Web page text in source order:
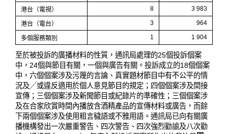
港台（電視） 8 3 983
港台（電台） 3 964
多個服務類別 1 1 904
至於被投訴的廣播材料的性質，通訊局處理的25個投訴個案
中，24個與節目有關，一個與廣告有關。投訴成立的18個個案
中，六個個案涉及污蔑的言論、真實題材節目中有不公平的情
況及╱或違反適用於個人意見節目的規定；四個個案涉及間接
宣傳；三個個案涉及新聞節目或紀錄片的準確性；三個個案涉
及在合家欣賞時間內播放含酒精產品的宣傳材料或廣告，而餘
下兩個個案涉及使用粗言穢語或不雅用語。通訊局已向有關廣
播機構發出一次嚴重警告、四次警告、四次強烈勸諭及八次勸